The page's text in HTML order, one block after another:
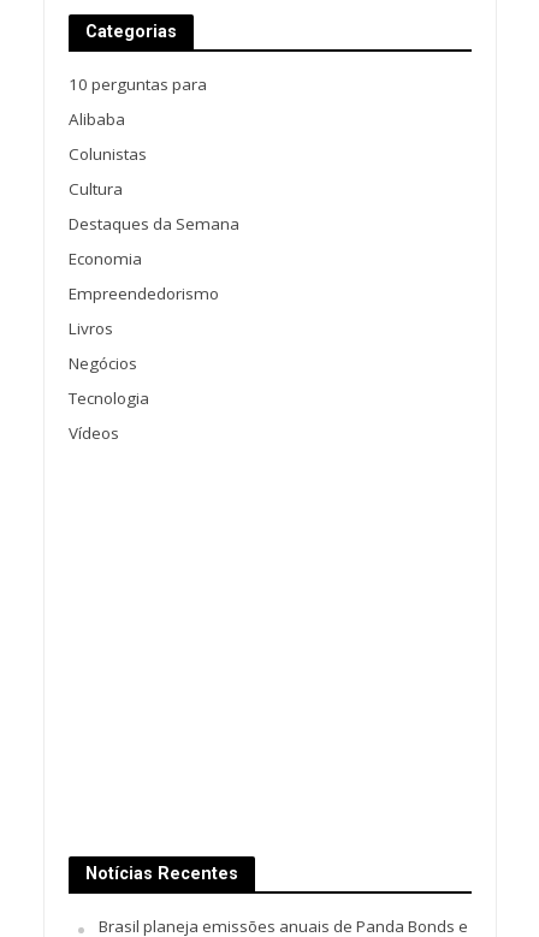
Categorias
10 perguntas para
Alibaba
Colunistas
Cultura
Destaques da Semana
Economia
Empreendedorismo
Livros
Negócios
Tecnologia
Vídeos
Notícias Recentes
Brasil planeja emissões anuais de Panda Bonds e